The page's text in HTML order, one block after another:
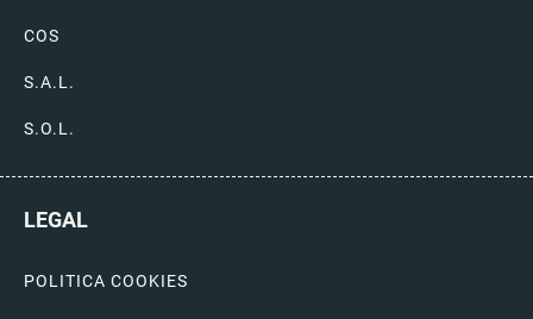
COS
S.A.L.
S.O.L.
LEGAL
POLITICA COOKIES